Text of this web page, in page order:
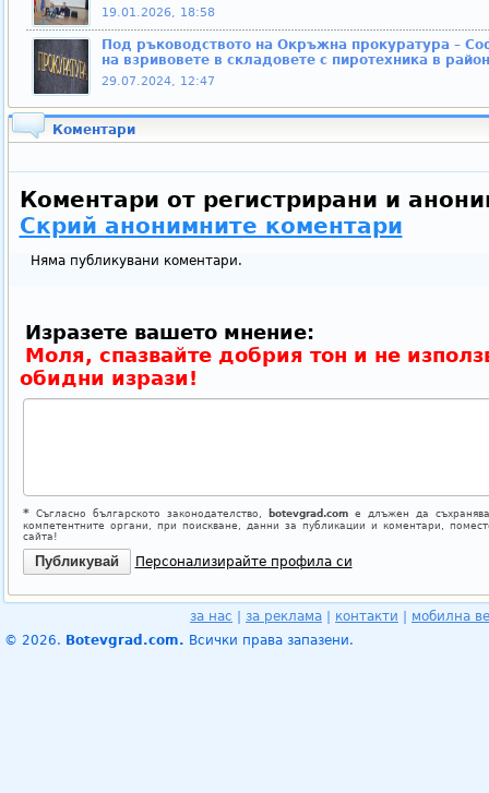
19.01.2026, 18:58
Под ръководството на Окръжна прокуратура –
на взривовете в складовете с пиротехника в
29.07.2024, 12:47
Коментари
Коментари от регистрирани и
Скрий анонимните коментари
Няма публикувани коментари.
Изразете вашето мнение:
Моля, спазвайте добрия тон и не
обидни изрази!
*Съгласно българското законодателство, botevgrad.comе длъжен да
компетентните органи, при поискване, данни за публикации и коментари,
сайта!
Персонализирайте профила си
за нас за реклама контакти
мобилна
© 2026. Botevgrad.com. Всички права запазени.